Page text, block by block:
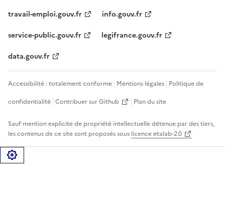
travail-emploi.gouv.fr
info.gouv.fr
service-public.gouv.fr
legifrance.gouv.fr
data.gouv.fr
Accessibilité : totalement conforme Mentions légales Politique de
confidentialité Contribuer sur Github Plan du site
Sauf mention explicite de propriété intellectuelle détenue par des tiers,
les contenus de ce site sont proposés sous licence etalab-2.0
Gérer les cookies